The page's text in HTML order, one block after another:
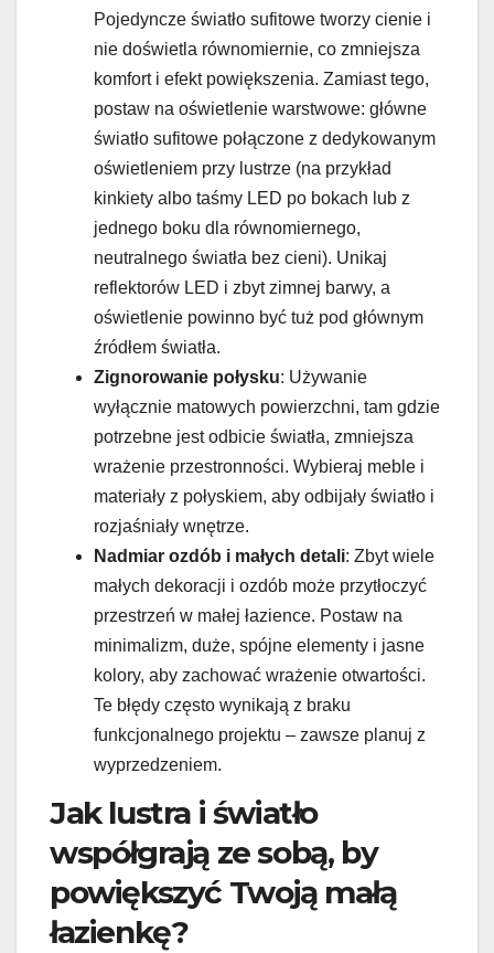
Pojedyncze światło sufitowe tworzy cienie i
nie doświetla równomiernie, co zmniejsza
komfort i efekt powiększenia. Zamiast tego,
postaw na oświetlenie warstwowe: główne
światło sufitowe połączone z dedykowanym
oświetleniem przy lustrze (na przykład
kinkiety albo taśmy LED po bokach lub z
jednego boku dla równomiernego,
neutralnego światła bez cieni). Unikaj
reflektorów LED i zbyt zimnej barwy, a
oświetlenie powinno być tuż pod głównym
źródłem światła.
Zignorowanie połysku: Używanie
wyłącznie matowych powierzchni, tam gdzie
potrzebne jest odbicie światła, zmniejsza
wrażenie przestronności. Wybieraj meble i
materiały z połyskiem, aby odbijały światło i
rozjaśniały wnętrze.
Nadmiar ozdób i małych detali: Zbyt wiele
małych dekoracji i ozdób może przytłoczyć
przestrzeń w małej łazience. Postaw na
minimalizm, duże, spójne elementy i jasne
kolory, aby zachować wrażenie otwartości.
Te błędy często wynikają z braku
funkcjonalnego projektu – zawsze planuj z
wyprzedzeniem.
Jak lustra i światło
współgrają ze sobą, by
powiększyć Twoją małą
łazienkę?